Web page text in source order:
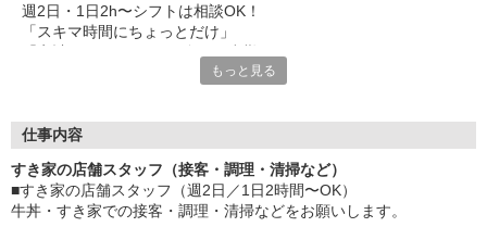
週2日・1日2h〜シフトは相談OK！
「スキマ時間にちょっとだけ」
など、自分らしく活躍できますよ。
■髪型・髪色自由
■給与前払い可
急な出費も安心♪
■社員登用あり
もっと見る
仕事内容
すき家の店舗スタッフ（接客・調理・清掃など）
■すき家の店舗スタッフ（週2日／1日2時間〜OK）
牛丼・すき家での接客・調理・清掃などをお願いします。